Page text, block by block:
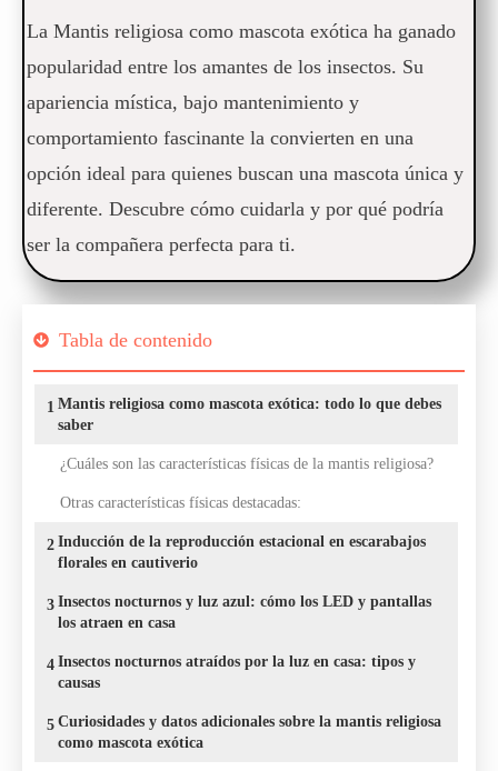
La Mantis religiosa como mascota exótica ha ganado
popularidad entre los amantes de los insectos. Su
apariencia mística, bajo mantenimiento y
comportamiento fascinante la convierten en una
opción ideal para quienes buscan una mascota única y
diferente. Descubre cómo cuidarla y por qué podría
ser la compañera perfecta para ti.
Tabla de contenido
1 Mantis religiosa como mascota exótica: todo lo que debes
saber
¿Cuáles son las características físicas de la mantis religiosa?
Otras características físicas destacadas:
2 Inducción de la reproducción estacional en escarabajos
florales en cautiverio
3 Insectos nocturnos y luz azul: cómo los LED y pantallas
los atraen en casa
4 Insectos nocturnos atraídos por la luz en casa: tipos y
causas
5 Curiosidades y datos adicionales sobre la mantis religiosa
como mascota exótica